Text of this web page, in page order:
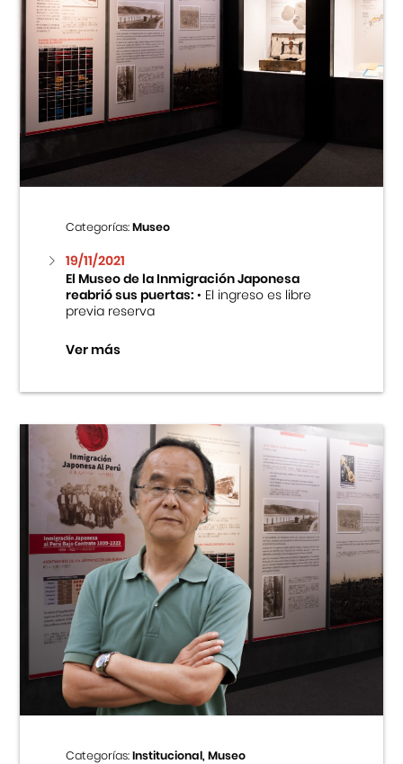
Categorías:Museo
19/11/2021
El Museo de la Inmigración Japonesa
reabrió sus puertas:• El ingreso es libre
previa reserva
Ver más
Categorías:Institucional, Museo